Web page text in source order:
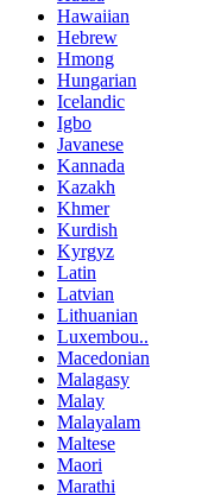
Hawaiian
Hebrew
Hmong
Hungarian
Icelandic
Igbo
Javanese
Kannada
Kazakh
Khmer
Kurdish
Kyrgyz
Latin
Latvian
Lithuanian
Luxembou..
Macedonian
Malagasy
Malay
Malayalam
Maltese
Maori
Marathi